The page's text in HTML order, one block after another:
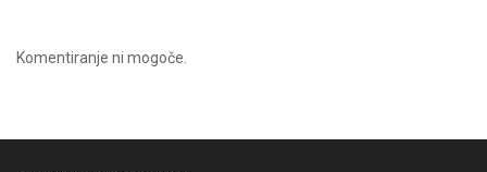
Komentiranje ni mogoče.